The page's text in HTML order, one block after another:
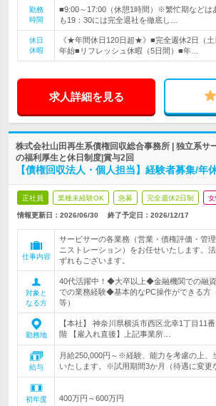
勤務
時間
■9:00～17:00（休憩1時間）※繁忙期などは
も19：30には完全退社を徹底し…
休日
休暇
《★年間休日120日超★》■完全週休2日（
年始■リフレッシュ休暇（5日間）■年…
求人詳細を見る
株式会社山田再生系債権回収総合事務所 | 独立系サ
の福利厚生と休日制度|賞与2回
【債権回収法人・個人担当】経験者募集/年
正社員 業種未経験OK 急募 完全週休2日制
情報更新日：2026/06/30 終了予定日： 2026/12/17
仕事内容
サービサーの各業務（営業・債権評価・管
ニストレーション）をお任せいたします。
ずれもございます。
対象と
なる方
40代活躍中！◆大卒以上◆金融機関での融
での業務経験◆基本的なPC操作ができる方
等）
勤務地
【本社】 神奈川県横浜市西区北幸1丁目11
階 【雇入れ直後】上記事業所…
給与
月給250,000円～※経験、能力を考慮の上、
いたします。※試用期間3か月（待遇に変
初年度
400万円～600万円